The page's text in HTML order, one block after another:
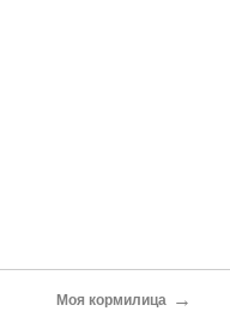
Моя кормилица →